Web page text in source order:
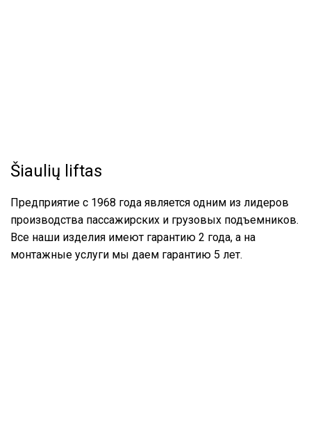
Šiaulių liftas
Предприятие с 1968 года является одним из лидеров
производства пассажирских и грузовых подъемников.
Все наши изделия имеют гарантию 2 года, а на
монтажные услуги мы даем гарантию 5 лет.